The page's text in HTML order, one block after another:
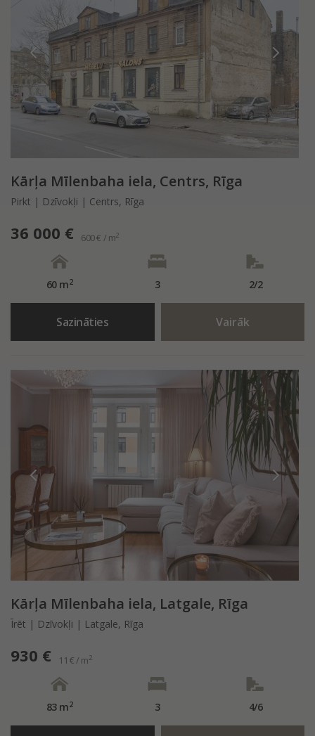
Kārļa Mīlenbaha iela, Centrs, Rīga
Pirkt | Dzīvokļi | Centrs, Rīga
36 000 € 600 € / m2
60 m2 3 2/2
Sazināties Vairāk
Kārļa Mīlenbaha iela, Latgale, Rīga
Īrēt | Dzīvokļi | Latgale, Rīga
930 € 11 € / m2
83 m2 3 4/6